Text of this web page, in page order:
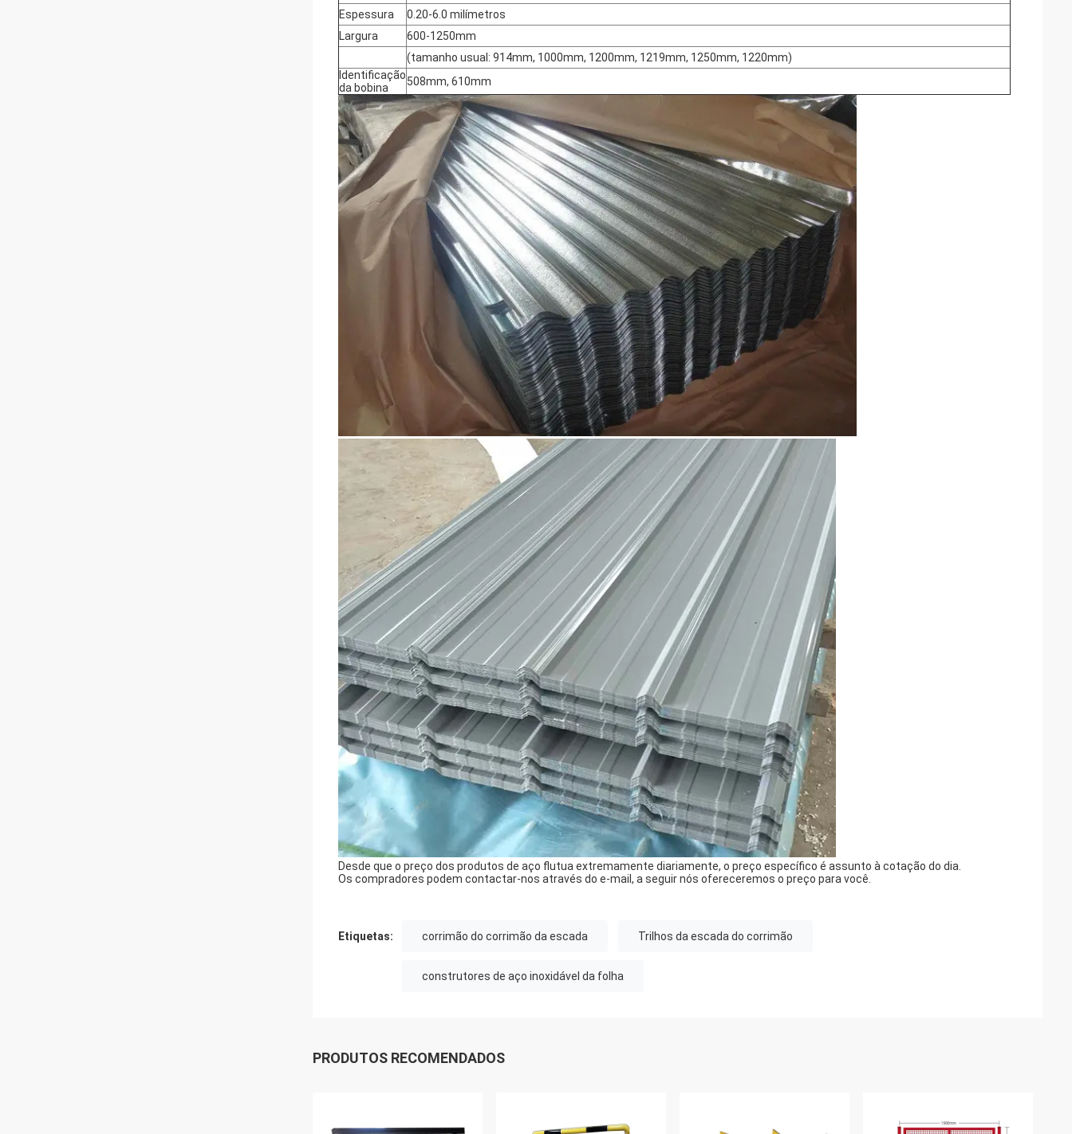
Espessura
0.20-6.0 milímetros
Largura
600-1250mm
(tamanho usual: 914mm, 1000mm, 1200mm, 1219mm, 1250mm, 1220mm)
Identificação
da bobina
508mm, 610mm
Desde que o preço dos produtos de aço flutua extremamente diariamente, o preço específico é assunto à cotação do dia.
Os compradores podem contactar-nos através do e-mail, a seguir nós ofereceremos o preço para você.
Etiquetas: corrimão do corrimão da escada Trilhos da escada do corrimão
construtores de aço inoxidável da folha
PRODUTOS RECOMENDADOS